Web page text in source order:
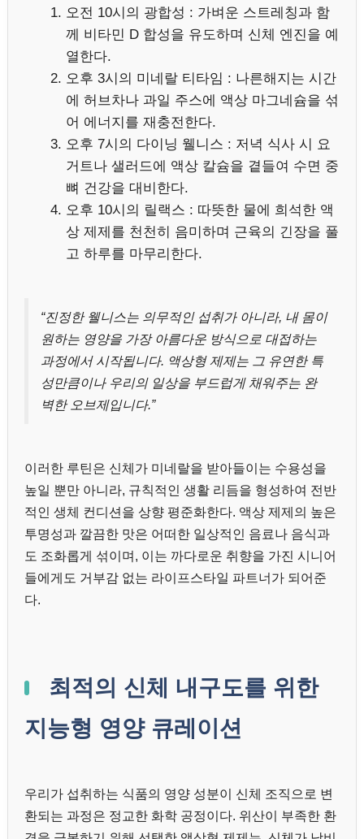
오전 10시의 광합성 : 가벼운 스트레칭과 함
께 비타민 D 합성을 유도하며 신체 엔진을 예
열한다.
오후 3시의 미네랄 티타임 : 나른해지는 시간
에 허브차나 과일 주스에 액상 마그네슘을 섞
어 에너지를 재충전한다.
오후 7시의 다이닝 웰니스 : 저녁 식사 시 요
거트나 샐러드에 액상 칼슘을 곁들여 수면 중
뼈 건강을 대비한다.
오후 10시의 릴랙스 : 따뜻한 물에 희석한 액
상 제제를 천천히 음미하며 근육의 긴장을 풀
고 하루를 마무리한다.
“진정한 웰니스는 의무적인 섭취가 아니라, 내 몸이
원하는 영양을 가장 아름다운 방식으로 대접하는
과정에서 시작됩니다. 액상형 제제는 그 유연한 특
성만큼이나 우리의 일상을 부드럽게 채워주는 완
벽한 오브제입니다.”
이러한 루틴은 신체가 미네랄을 받아들이는 수용성을
높일 뿐만 아니라, 규칙적인 생활 리듬을 형성하여 전반
적인 생체 컨디션을 상향 평준화한다. 액상 제제의 높은
투명성과 깔끔한 맛은 어떠한 일상적인 음료나 음식과
도 조화롭게 섞이며, 이는 까다로운 취향을 가진 시니어
들에게도 거부감 없는 라이프스타일 파트너가 되어준
다.
최적의 신체 내구도를 위한
지능형 영양 큐레이션
우리가 섭취하는 식품의 영양 성분이 신체 조직으로 변
환되는 과정은 정교한 화학 공정이다. 위산이 부족한 환